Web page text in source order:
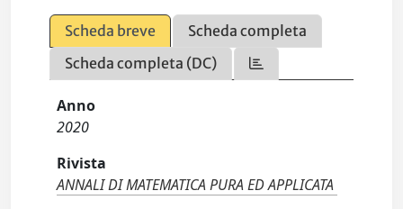
Scheda breve
Scheda completa
Scheda completa (DC)
Anno
2020
Rivista
ANNALI DI MATEMATICA PURA ED APPLICATA